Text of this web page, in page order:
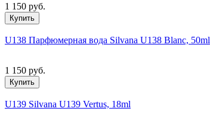
1 150 руб.
Купить
U138 Парфюмерная вода Silvana U138 Blanc, 50ml
1 150 руб.
Купить
U139 Silvana U139 Vertus, 18ml